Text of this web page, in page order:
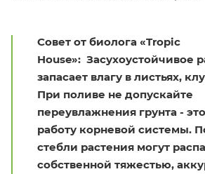
Совет от биолога «Tropic
House»: Засухоустойчивое
запасает влагу в листьях,
При поливе не допускайте
переувлажнения грунта -
работу корневой системы.
стебли растения могут
собственной тяжестью,